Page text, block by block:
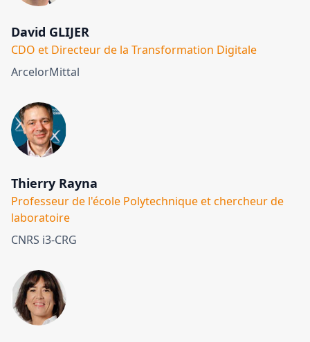
David GLIJER
CDO et Directeur de la Transformation Digitale
ArcelorMittal
Thierry Rayna
Professeur de l'école Polytechnique et chercheur de
laboratoire
CNRS i3-CRG